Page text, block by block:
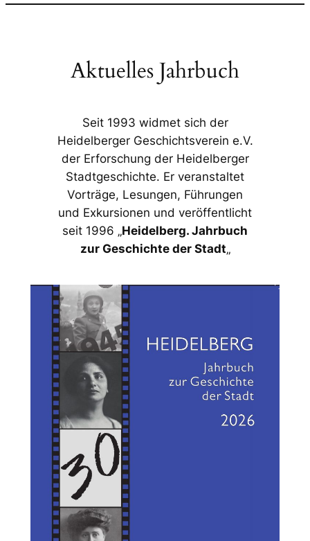
Aktuelles Jahrbuch
Seit 1993 widmet sich der
Heidelberger Geschichtsverein e.V.
der Erforschung der Heidelberger
Stadtgeschichte. Er veranstaltet
Vorträge, Lesungen, Führungen
und Exkursionen und veröffentlicht
seit 1996 „Heidelberg. Jahrbuch
zur Geschichte der Stadt„